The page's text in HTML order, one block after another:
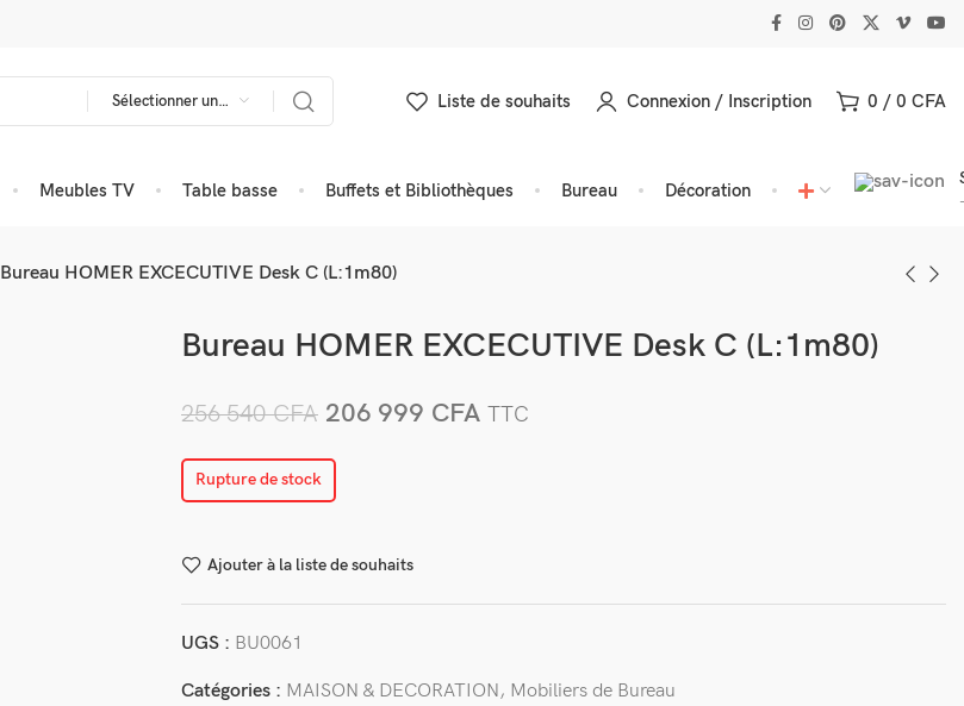
Sélectionner une catégorie Liste de souhaits Connexion / Inscription 0 / 0 CFA
Meubles TV Table basse Buffets et Bibliothèques Bureau Décoration
Bureau HOMER EXCECUTIVE Desk C (L:1m80)
Bureau HOMER EXCECUTIVE Desk C (L:1m80)
256 540CFA 206 999 CFA TTC
Rupture de stock
Ajouter à la liste de souhaits
UGS : BU0061
Catégories : MAISON & DECORATION, Mobiliers de Bureau